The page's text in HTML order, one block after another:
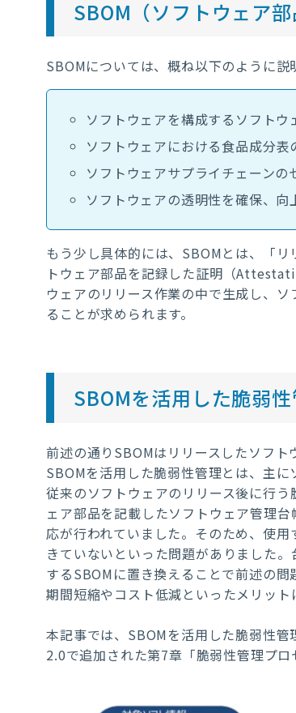
SBOM （ソフトウェア
SBOMについては、概ね以下のように説
ソフトウェアを構成するソフト
ソフトウェアにおける食品成分表
ソフトウェアサプライチェーン
ソフトウェアの透明性を確保、向
もう少し具体的には、 SBOMとは、「リ
トウェア部品を記録した証明（
ウェアのリリース作業の中で生成し、
ることが求められます。
SBOMを活用した脆弱
前述の通り SBOMはリリースしたソフト
SBOMを活用した脆弱性管理とは、主に
従来のソフトウェアのリリース後に行
ェア部品を記載したソフトウェア管理
応が行われていました。そのため、使
きていないといった問題がありました
するSBOMに置き換えることで前述の問
期間短縮やコスト低減といったメリット
本記事では、 SBOMを活用した脆弱性管
2.0で追加された第7章「脆弱性管理プロ